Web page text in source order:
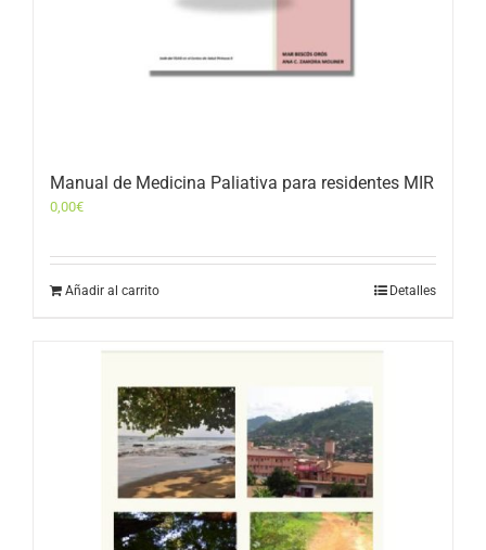
Manual de Medicina Paliativa para residentes MIR
0,00€
Añadir al carrito Detalles